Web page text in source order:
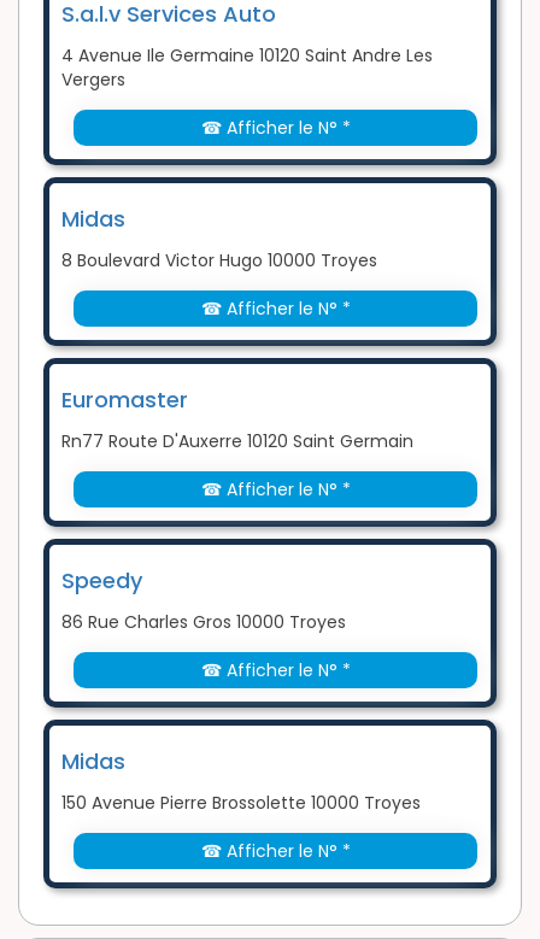
S.a.l.v Services Auto
4 Avenue Ile Germaine 10120 Saint Andre Les
Vergers
☎ Afficher le N° *
Midas
8 Boulevard Victor Hugo 10000 Troyes
☎ Afficher le N° *
Euromaster
Rn77 Route D'Auxerre 10120 Saint Germain
☎ Afficher le N° *
Speedy
86 Rue Charles Gros 10000 Troyes
☎ Afficher le N° *
Midas
150 Avenue Pierre Brossolette 10000 Troyes
☎ Afficher le N° *